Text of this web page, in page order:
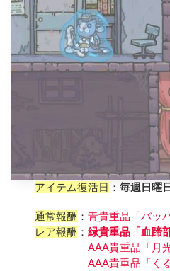
アイテム復活日 ：毎週日曜日
通常報酬 ：青貴重品「バッ
レア報酬 ：緑貴重品「血蹄
AAA貴重品「月光
AAA貴重品「く